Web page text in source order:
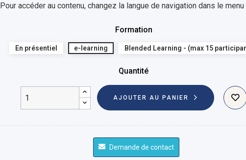
Pour accéder au contenu, changez la langue de navigation dans le menu
Formation
En présentiel e-learning Blended Learning - (max 15
Quantité
AJOUTER AU PANIER
Demande de contact